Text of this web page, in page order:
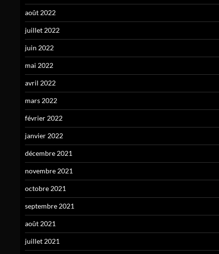
août 2022
juillet 2022
juin 2022
mai 2022
avril 2022
mars 2022
février 2022
janvier 2022
décembre 2021
novembre 2021
octobre 2021
septembre 2021
août 2021
juillet 2021